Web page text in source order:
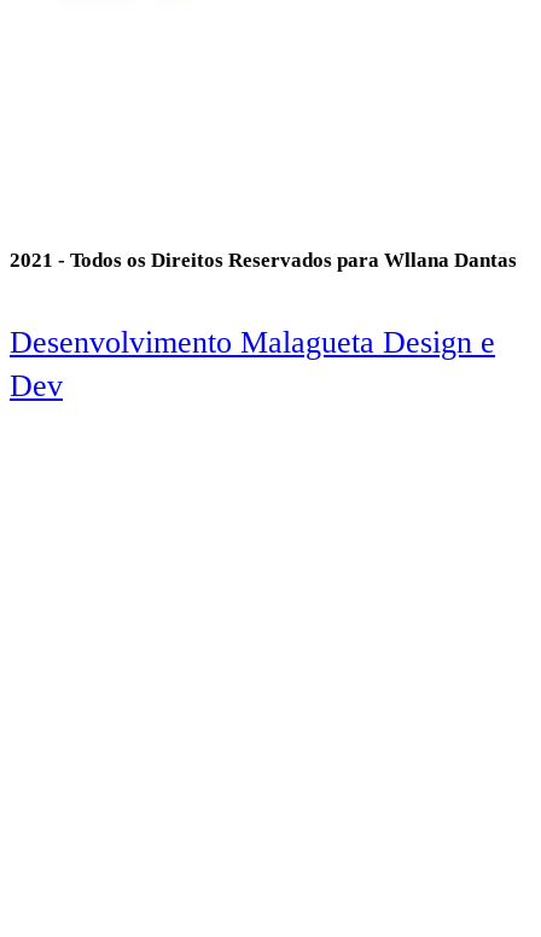
2021 - Todos os Direitos Reservados para Wllana Dantas
Desenvolvimento Malagueta Design e
Dev